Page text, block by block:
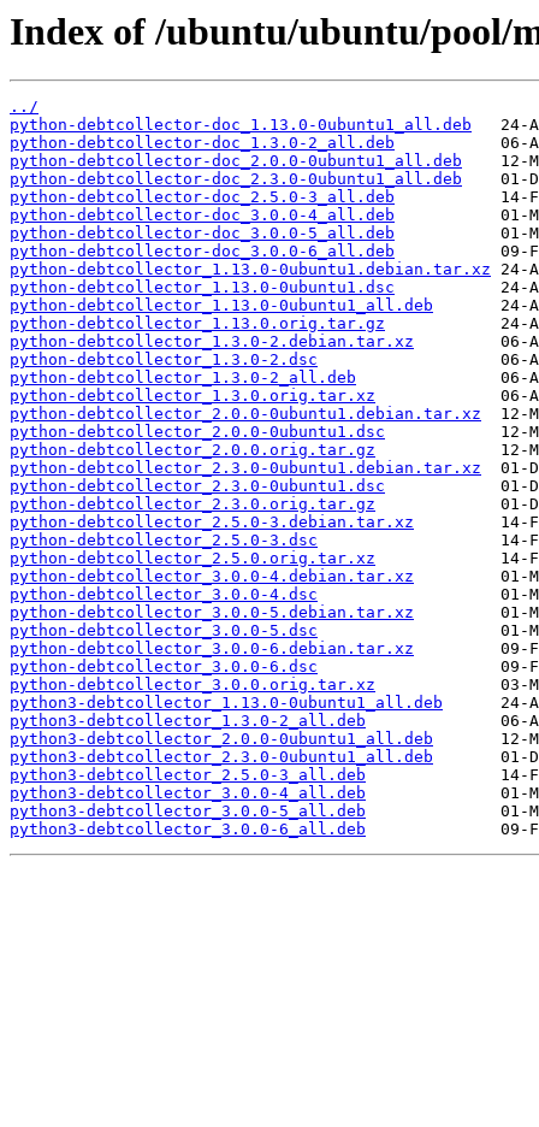
Index of /ubuntu/ubuntu/pool/
../
python-debtcollector-doc_1.13.0-0ubuntu1_all.deb
python-debtcollector-doc_1.3.0-2_all.deb
python-debtcollector-doc_2.0.0-0ubuntu1_all.deb
python-debtcollector-doc_2.3.0-0ubuntu1_all.deb
python-debtcollector-doc_2.5.0-3_all.deb
python-debtcollector-doc_3.0.0-4_all.deb
python-debtcollector-doc_3.0.0-5_all.deb
python-debtcollector-doc_3.0.0-6_all.deb
python-debtcollector_1.13.0-0ubuntu1.debian.tar.xz
python-debtcollector_1.13.0-0ubuntu1.dsc
python-debtcollector_1.13.0-0ubuntu1_all.deb
python-debtcollector_1.13.0.orig.tar.gz
python-debtcollector_1.3.0-2.debian.tar.xz
python-debtcollector_1.3.0-2.dsc
python-debtcollector_1.3.0-2_all.deb
python-debtcollector_1.3.0.orig.tar.xz
python-debtcollector_2.0.0-0ubuntu1.debian.tar.xz
python-debtcollector_2.0.0-0ubuntu1.dsc
python-debtcollector_2.0.0.orig.tar.gz
python-debtcollector_2.3.0-0ubuntu1.debian.tar.xz
python-debtcollector_2.3.0-0ubuntu1.dsc
python-debtcollector_2.3.0.orig.tar.gz
python-debtcollector_2.5.0-3.debian.tar.xz
python-debtcollector_2.5.0-3.dsc
python-debtcollector_2.5.0.orig.tar.xz
python-debtcollector_3.0.0-4.debian.tar.xz
python-debtcollector_3.0.0-4.dsc
python-debtcollector_3.0.0-5.debian.tar.xz
python-debtcollector_3.0.0-5.dsc
python-debtcollector_3.0.0-6.debian.tar.xz
python-debtcollector_3.0.0-6.dsc
python-debtcollector_3.0.0.orig.tar.xz
python3-debtcollector_1.13.0-0ubuntu1_all.deb
python3-debtcollector_1.3.0-2_all.deb
python3-debtcollector_2.0.0-0ubuntu1_all.deb
python3-debtcollector_2.3.0-0ubuntu1_all.deb
python3-debtcollector_2.5.0-3_all.deb
python3-debtcollector_3.0.0-4_all.deb
python3-debtcollector_3.0.0-5_all.deb
python3-debtcollector_3.0.0-6_all.deb